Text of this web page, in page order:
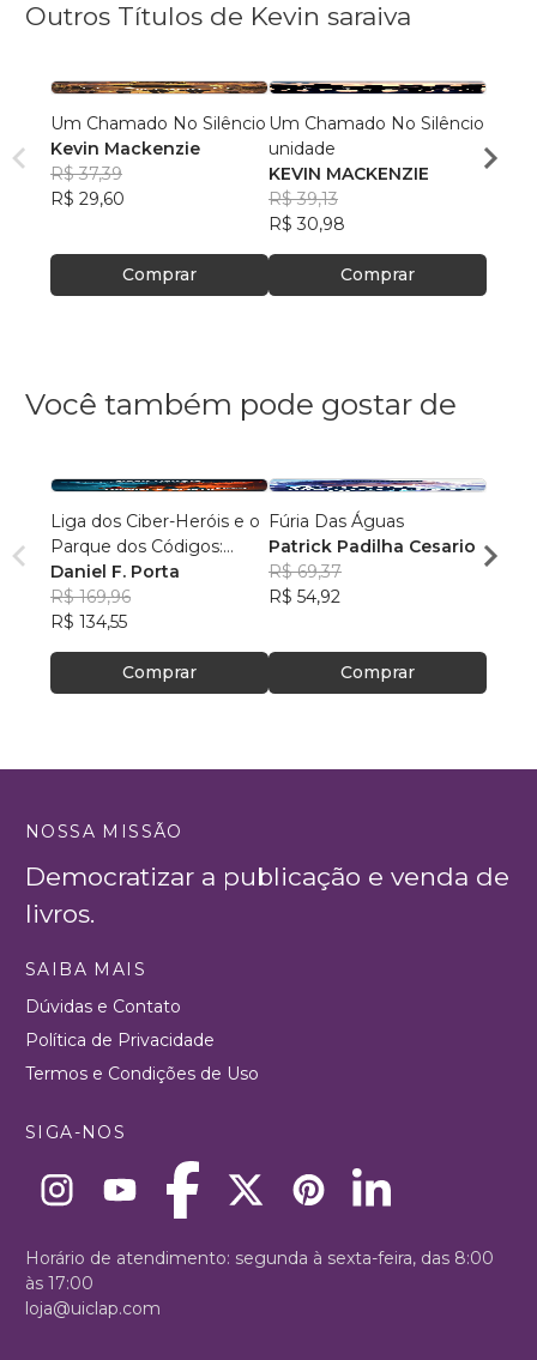
Outros Títulos de Kevin saraiva
Um Chamado No Silêncio
Kevin Mackenzie
R$ 37,39
R$ 29,60
Comprar
Um Chamado No Silêncio
unidade
KEVIN MACKENZIE
R$ 39,13
R$ 30,98
Comprar
Você também pode gostar de
Liga dos Ciber-Heróis e o
Parque dos Códigos:
Rumo ao Desconhecido
Daniel F. Porta
R$ 169,96
R$ 134,55
Comprar
Fúria Das Águas
Patrick Padilha Cesario
R$ 69,37
R$ 54,92
Comprar
R$
NOSSA MISSÃO
Democratizar a publicação e venda de
livros.
SAIBA MAIS
Dúvidas e Contato
Política de Privacidade
Termos e Condições de Uso
SIGA-NOS
Horário de atendimento: segunda à sexta-feira, das 8:00
às 17:00
loja@uiclap.com